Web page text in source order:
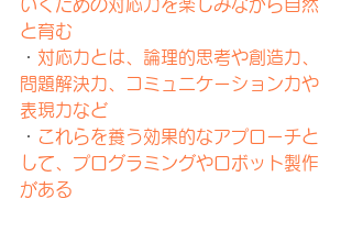
いくための対応力を楽しみながら自然
と育む
・ 対応力とは、論理的思考や創造力、
問題解決力、コミュニケーション力や
表現力など
・ これらを養う効果的なアプローチと
して、プログラミングやロボット製作
がある